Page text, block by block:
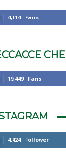
4,114 Fans
19,449 Fans
4,424 Follower